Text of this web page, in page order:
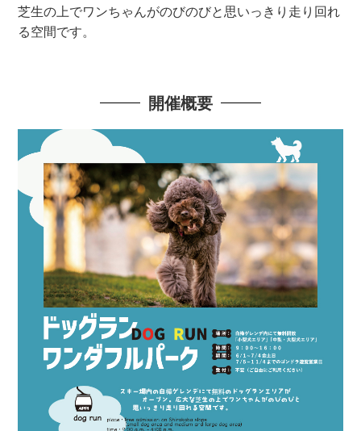
芝生の上でワンちゃんがのびのびと思いっきり走り回れ
る空間です。
開催概要